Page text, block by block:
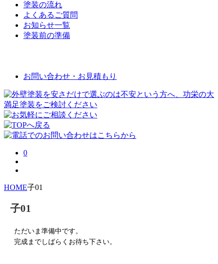
塗装の流れ
よくあるご質問
お知らせ一覧
塗装前の準備
お問い合わせ・お見積もり
0
HOME子01
子01
ただいま準備中です。
完成までしばらくお待ち下さい。